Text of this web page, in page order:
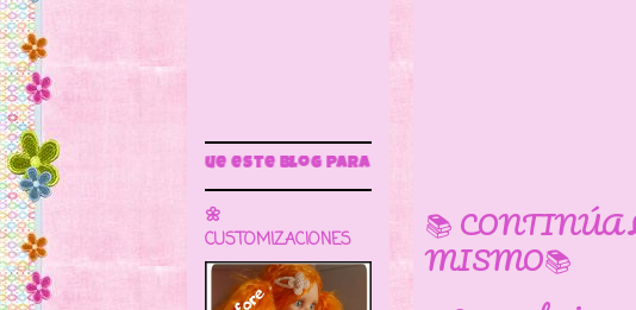
📚 CONTINÚA
MISMO📚
Sigue este blog para más información
🌼
CUSTOMIZACIONES